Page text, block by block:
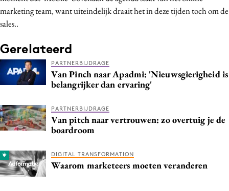
marketing team, want uiteindelijk draait het in deze tijden toch om de
sales..
Gerelateerd
PARTNERBIJDRAGE
Van Pinch naar Apadmi: 'Nieuwsgierigheid is
belangrijker dan ervaring'
PARTNERBIJDRAGE
Van pitch naar vertrouwen: zo overtuig je de
boardroom
DIGITAL TRANSFORMATION
Waarom marketeers moeten veranderen